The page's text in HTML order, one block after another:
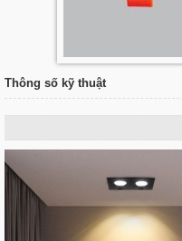
Thông số kỹ thuật